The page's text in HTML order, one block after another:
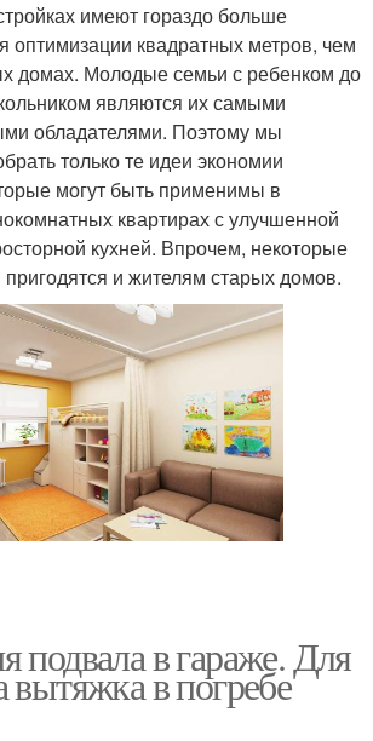
имеют гораздо больше
оптимизации квадратных метров, чем
домах. Молодые семьи с ребенком до
являются их самыми
обладателями. Поэтому мы
только те идеи экономии
могут быть применимы в
квартирах с улучшенной
кухней. Впрочем, некоторые
и жителям старых домов.
подвала в гараже. Для
вытяжка в погребе